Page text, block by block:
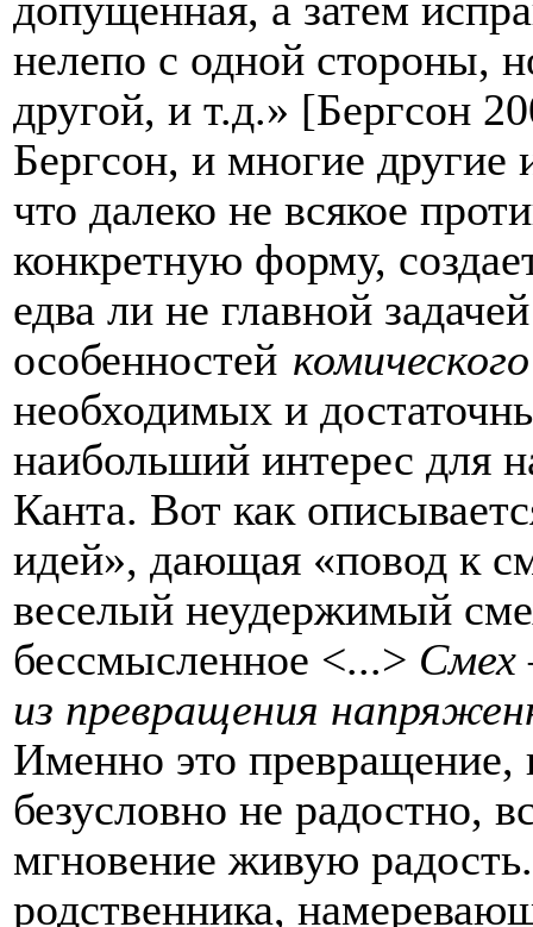
допущенная, а затем
нелепо с одной стороны,
другой, и т.д.» [Бергсон
Бергсон, и многие другие
что далеко не всякое
конкретную форму,
едва ли не главной
особенностей
необходимых и
наибольший интерес для
Канта. Вот как
идей», дающая «повод к
веселый неудержимый
бессмысленное <...>
из превращения
Именно это превращение,
безусловно не радостно,
мгновение живую
родственника,